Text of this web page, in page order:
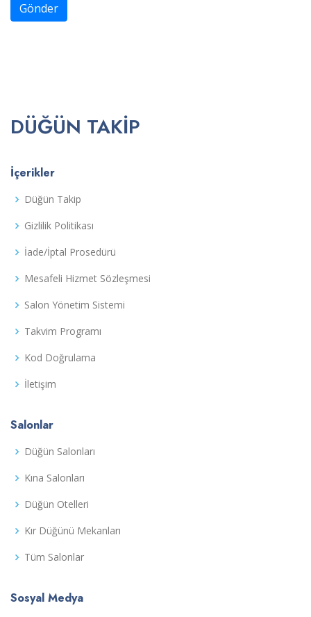
Gönder
DÜĞÜN TAKIP
İçerikler
Düğün Takip
Gizlilik Politikası
İade/İptal Prosedürü
Mesafeli Hizmet Sözleşmesi
Salon Yönetim Sistemi
Takvim Programı
Kod Doğrulama
İletişim
Salonlar
Düğün Salonları
Kına Salonları
Düğün Otelleri
Kır Düğünü Mekanları
Tüm Salonlar
Sosyal Medya